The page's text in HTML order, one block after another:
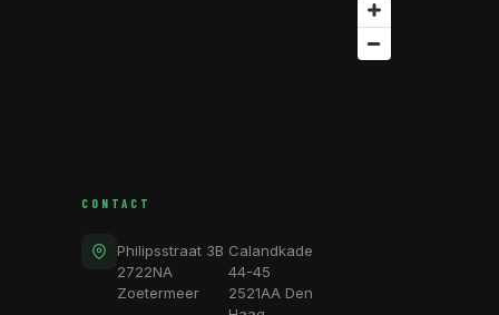
CONTACT
Philipsstraat 3B
2722NA
Zoetermeer
Calandkade
44-45
2521AA Den